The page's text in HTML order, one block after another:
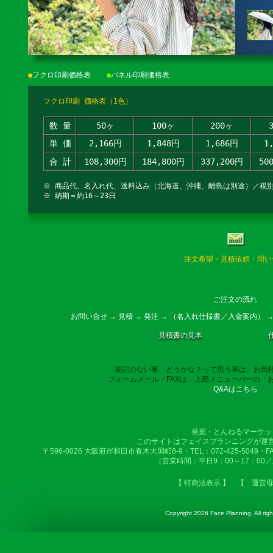
●フクロ印刷価格表 ●パネル印刷価格表
フクロ印刷 価格表（1色）
数 量 50ヶ 100ヶ 200ヶ
単 価
2,166円 1,848円 1,686円
合 計
108,300円 184,800円 337,200円
※ 商品代、名入れ代、送料込み（北海道、沖縄、離島は別途）／税
※ 納期＝約16～23日
注文希望・見積依頼・問
ご注文の流れ
お問い合せ → 見積 → 発注 → （名入れ仕様書／入金案内）
見積書の見本
表記のない事、どうかな？って思う事は、お気
フォームメール・FAXは、上部メニューバーの「
Q&Aはこちら
発掘・とんねるマーケ
このサイトはフェイスプランニングが運
〒596-0026 大阪府岸和田市春木大国町8-9・TEL：072-425-5049・
（営業時間：平日9：00～17：00
【 特商法表示 】 【 運営
Copyright 2026 Face Planning. All